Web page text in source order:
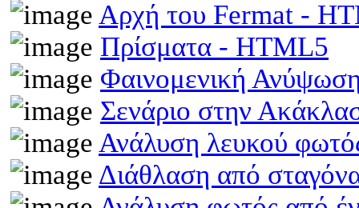
Αρχή του Fermat -
Πρίσματα - HTML5
Φαινομενική
Σενάριο στην
Ανάλυση λευκού
Διάθλαση από